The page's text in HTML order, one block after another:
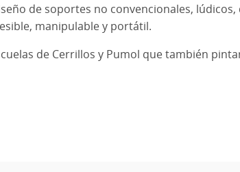
de soportes no convencionales,
manipulable y portátil.
de Cerrillos y Pumol que también